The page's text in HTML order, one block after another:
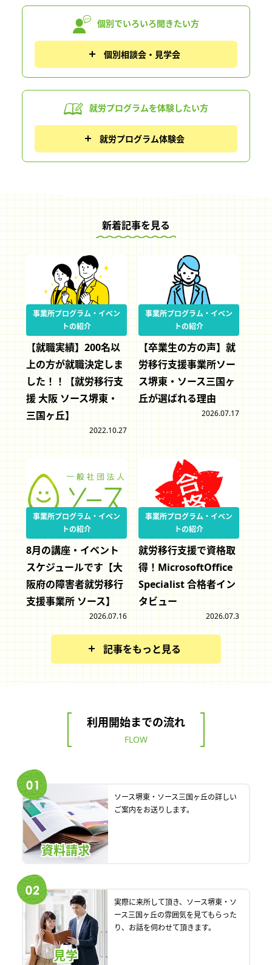
個別でいろいろ聞きたい方
個別相談会・見学会
就労プログラムを体験したい方
就労プログラム体験会
新着記事を見る
事業所プログラム・イベン
トの紹介
【就職実績】200名以
上の方が就職決定しま
した！！【就労移行支
援 大阪 ソース堺東・
三国ヶ丘】
2022.10.27
事業所プログラム・イベン
トの紹介
【卒業生の方の声】就
労移行支援事業所ソー
ス堺東・ソース三国ヶ
丘が選ばれる理由
2026.07.17
事業所プログラム・イベン
トの紹介
8月の講座・イベント
スケジュールです【大
阪府の障害者就労移行
支援事業所 ソース】
2026.07.16
事業所プログラム・イベン
トの紹介
就労移行支援で資格取
得！MicrosoftOffice
Specialist 合格者イン
タビュー
2026.07.3
記事をもっと見る
利用開始までの流れ
FLOW
資料請求
ソース堺東・ソース三国ヶ丘の詳しい
ご案内をお送りします。
見学
実際に来所して頂き、ソース堺東・ソ
ース三国ヶ丘の雰囲気を見てもらった
り、お話を伺わせて頂きます。